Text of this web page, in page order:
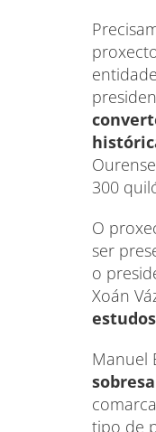
300
O
ser
o
Xoán
Manuel
tipo de